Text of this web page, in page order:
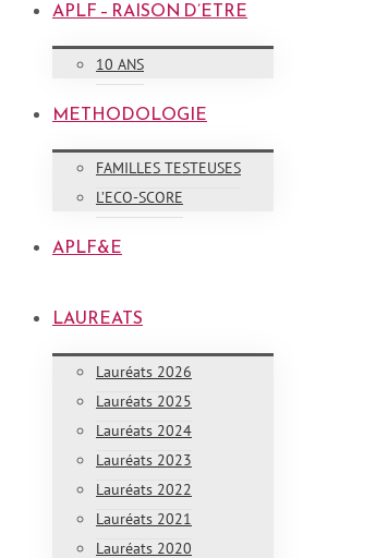
APLF – RAISON D’ETRE
10 ANS
METHODOLOGIE
FAMILLES TESTEUSES
L’ECO-SCORE
APLF&E
LAUREATS
Lauréats 2026
Lauréats 2025
Lauréats 2024
Lauréats 2023
Lauréats 2022
Lauréats 2021
Lauréats 2020